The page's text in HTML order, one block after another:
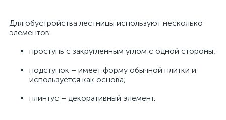
Для обустройства лестницы используют несколько
элементов:
проступь с закругленным углом с одной стороны;
подступок – имеет форму обычной плитки и
используется как основа;
плинтус – декоративный элемент.